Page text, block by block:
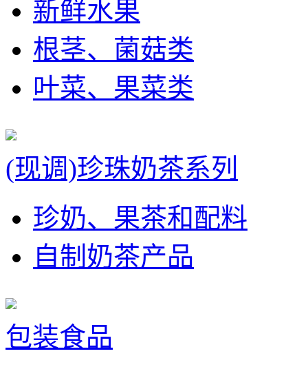
新鲜水果
根茎、菌菇类
叶菜、果菜类
(现调)珍珠奶茶系列
珍奶、果茶和配料
自制奶茶产品
包装食品